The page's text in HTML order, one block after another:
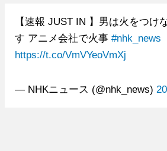
【速報 JUST IN 】男は火をつけ
す アニメ会社で火事 #nhk_news
https://t.co/VmVYeoVmXj
— NHKニュース (@nhk_news)